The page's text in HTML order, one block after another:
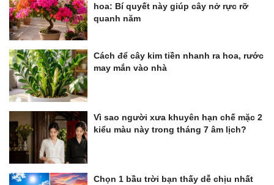
hoa: Bí quyết này giúp cây nở rực rỡ
quanh năm
Cách để cây kim tiền nhanh ra hoa, rước
may mắn vào nhà
Vì sao người xưa khuyên hạn chế mặc 2
kiểu màu này trong tháng 7 âm lịch?
Chọn 1 bầu trời bạn thấy dễ chịu nhất